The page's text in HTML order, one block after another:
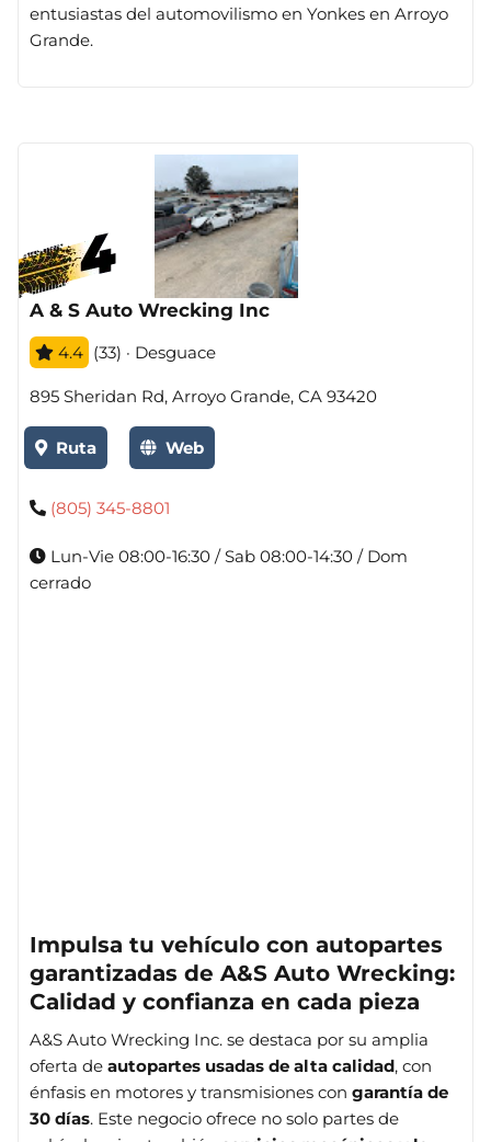
entusiastas del automovilismo en Yonkes en Arroyo
Grande.
A & S Auto Wrecking Inc
4.4 (33) · Desguace
895 Sheridan Rd, Arroyo Grande, CA 93420
Ruta Web
(805) 345-8801
Lun-Vie 08:00-16:30 / Sab 08:00-14:30 / Dom
cerrado
Impulsa tu vehículo con autopartes
garantizadas de A&S Auto Wrecking:
Calidad y confianza en cada pieza
A&S Auto Wrecking Inc. se destaca por su amplia
oferta de autopartes usadas de alta calidad, con
énfasis en motores y transmisiones con garantía de
30 días. Este negocio ofrece no solo partes de